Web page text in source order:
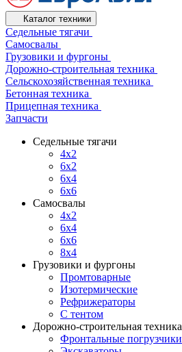
Каталог техники
Седельные тягачи
Самосвалы
Грузовики и фургоны
Дорожно-строительная техника
Сельскохозяйственная техника
Бетонная техника
Прицепная техника
Запчасти
Седельные тягачи
4x2
6x2
6x4
6x6
Самосвалы
4x2
6x4
6x6
8x4
Грузовики и фургоны
Промтоварные
Изотермические
Рефрижераторы
С тентом
Дорожно-строительная техника
Фронтальные погрузчики